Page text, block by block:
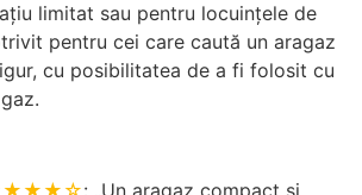
limitat sau pentru locuințele de
pentru cei care caută un aragaz
cu posibilitatea de a fi folosit cu
: „Un aragaz compact și